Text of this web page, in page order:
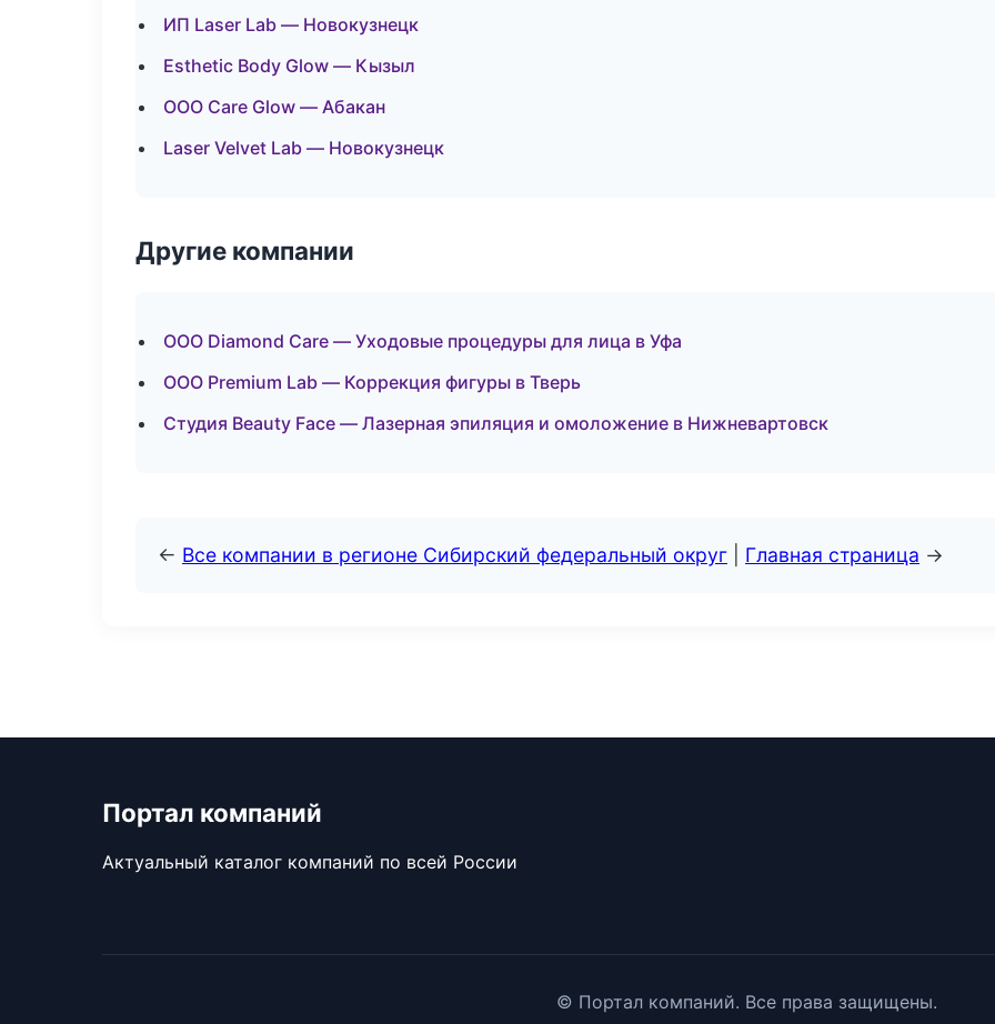
ИП Laser Lab — Новокузнецк
Esthetic Body Glow — Кызыл
ООО Care Glow — Абакан
Laser Velvet Lab — Новокузнецк
Другие компании
ООО Diamond Care — Уходовые процедуры для лица в Уфа
ООО Premium Lab — Коррекция фигуры в Тверь
Студия Beauty Face — Лазерная эпиляция и омоложение в Нижневартовск
← Все компании в регионе Сибирский федеральный округ Главная страница →
Портал компаний
Актуальный каталог компаний по всей России
© Портал компаний. Все права защищены.